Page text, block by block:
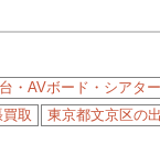
・AVボード・シアタ
取 東京都文京区の